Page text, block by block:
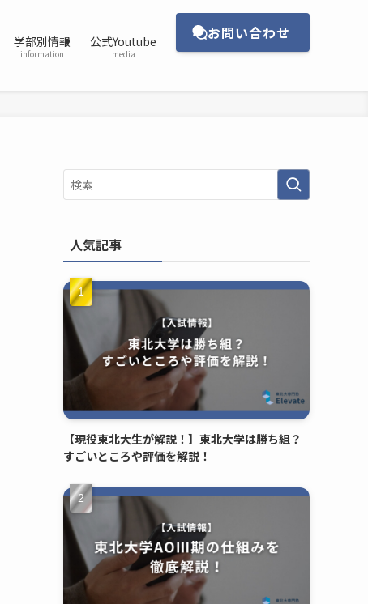
学部別情報
information
公式Youtube
media
お問い合わせ
人気記事
【現役東北大生が解説！】東北大学は勝ち組？
すごいところや評価を解説！